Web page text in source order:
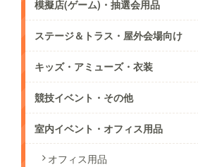
模擬店(ゲーム)・抽選会用品
ステージ＆トラス・屋外会場向け
キッズ・アミューズ・衣装
競技イベント・その他
室内イベント・オフィス用品
オフィス用品